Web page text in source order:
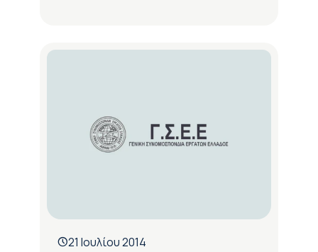
21 Ιουλίου 2014